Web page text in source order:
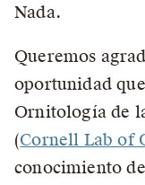
Nada.
Queremos
oportunidad
Ornitología de
(Cornell Lab of
conocimiento